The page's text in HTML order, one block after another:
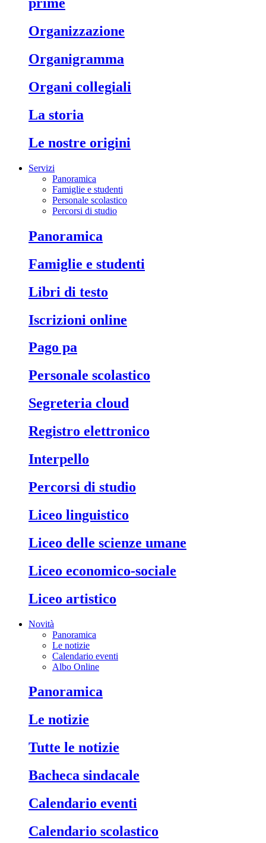
prime
organizzazione
organigramma
organi collegiali
la storia
le nostre origini
Servizi
Panoramica
Famiglie e studenti
Personale scolastico
Percorsi di studio
panoramica
famiglie e studenti
libri di testo
iscrizioni online
pago pa
personale scolastico
segreteria cloud
registro elettronico
interpello
percorsi di studio
liceo linguistico
liceo delle scienze umane
liceo economico-sociale
liceo artistico
Novità
Panoramica
Le notizie
Calendario eventi
Albo Online
panoramica
le notizie
tutte le notizie
bacheca sindacale
calendario eventi
calendario scolastico